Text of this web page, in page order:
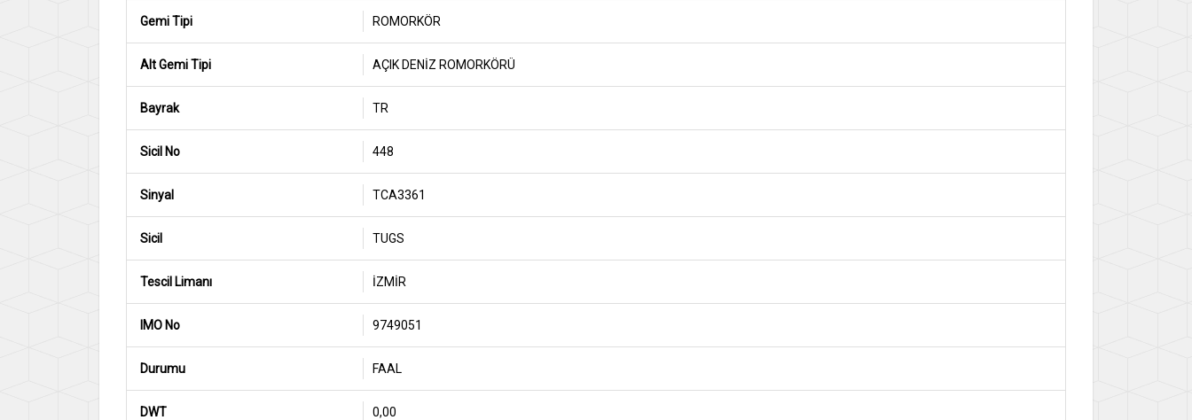
Gemi Tipi ROMORKÖR
Alt Gemi Tipi AÇIK DENİZ ROMORKÖRÜ
Bayrak TR
Sicil No 448
Sinyal TCA3361
Sicil TUGS
Tescil Limanı İZMİR
IMO No 9749051
Durumu FAAL
DWT 0,00